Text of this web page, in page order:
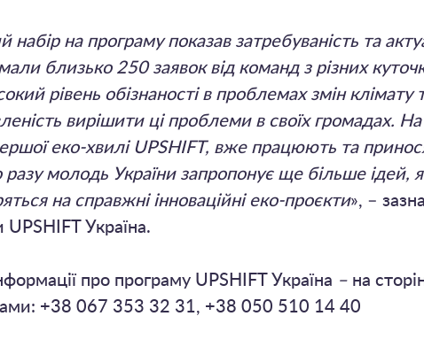
набір на програму показав затребуваність та
близько 250 заявок від команд з різних
рівень обізнаності в проблемах змін клімату
вирішити ці проблеми в своїх громадах.
еко-хвилі UPSHIFT, вже працюють та
молодь України запропонує ще більше ідей,
на справжні інноваційні еко-проєкти», –
UPSHIFT Україна.
про програму UPSHIFT Україна – на
+38 067 353 32 31, +38 050 510 14 40